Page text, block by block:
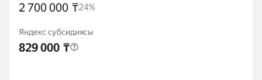
2 700 000 ₸24%
Яндекс субсидиясы
829 000 ₸